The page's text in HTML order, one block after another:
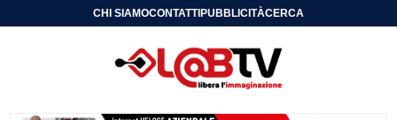
CHI SIAMOCONTATTIPUBBLICITÀCERCA